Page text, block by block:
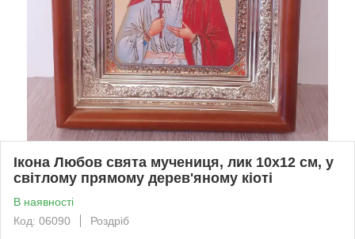
Ікона Любов свята мучениця, лик 10х12 см, у
світлому прямому дерев'яному кіоті
В наявності
Код: 06090
Роздріб